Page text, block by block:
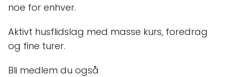
noe for enhver.
Aktivt husflidslag med masse kurs, foredrag
og fine turer.
Bli medlem du også